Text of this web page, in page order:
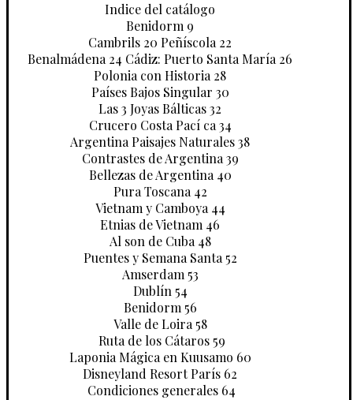
Indice del catálogo
Benidorm 9
Cambrils 20 Peñíscola 22
Benalmádena 24 Cádiz: Puerto Santa María 26
Polonia con Historia 28
Países Bajos Singular 30
Las 3 Joyas Bálticas 32
Crucero Costa Pací ca 34
Argentina Paisajes Naturales 38
Contrastes de Argentina 39
Bellezas de Argentina 40
Pura Toscana 42
Vietnam y Camboya 44
Etnias de Vietnam 46
Al son de Cuba 48
Puentes y Semana Santa 52
Amserdam 53
Dublín 54
Benidorm 56
Valle de Loira 58
Ruta de los Cátaros 59
Laponia Mágica en Kuusamo 60
Disneyland Resort París 62
Condiciones generales 64